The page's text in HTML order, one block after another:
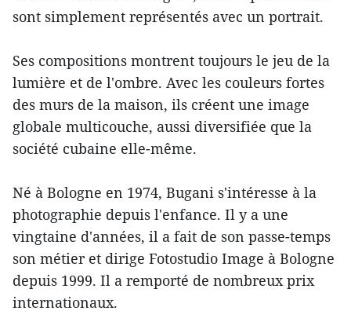
sont simplement représentés avec un portrait.
Ses compositions montrent toujours le jeu de la
lumière et de l'ombre. Avec les couleurs fortes
des murs de la maison, ils créent une image
globale multicouche, aussi diversifiée que la
société cubaine elle-même.
Né à Bologne en 1974, Bugani s'intéresse à la
photographie depuis l'enfance. Il y a une
vingtaine d'années, il a fait de son passe-temps
son métier et dirige Fotostudio Image à Bologne
depuis 1999. Il a remporté de nombreux prix
internationaux.